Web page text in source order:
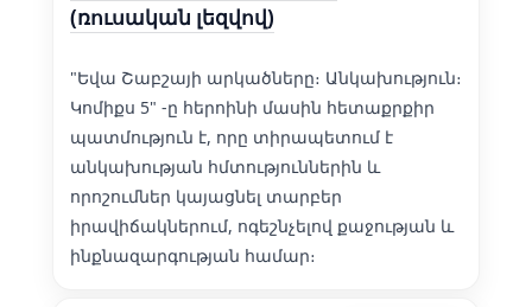
(ռուսական լեզվով)
"Եվա Շաբշայի արկածները։ Անկախություն։
Կոմիքս 5" -ը հերոինի մասին հետաքրքիր
պատմություն է, որը տիրապետում է
անկախության հմտություններին և
որոշումներ կայացնել տարբեր
իրավիճակներում, ոգեշնչելով քաջության և
ինքնազարգության համար։